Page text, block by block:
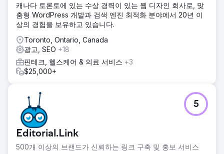
캐나다 토론토에 있는 수상 경력이 있는 웹 디자인 회사로, 맞
춤형 WordPress 개발과 검색 엔진 최적화 분야에서 20년 이
상의 경험을 보유하고 있습니다.
Toronto, Ontario, Canada
광고, SEO +18
핀테크, 헬스케어 & 의료 서비스 +3
$25,000+
Editorial.Link
500개 이상의 브랜드가 신뢰하는 링크 구축 및 홍보 서비스
5